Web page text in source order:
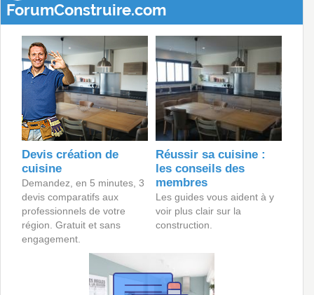
ForumConstruire.com
Devis création de
cuisine
Demandez, en 5 minutes, 3
devis comparatifs aux
professionnels de votre
région. Gratuit et sans
engagement.
Réussir sa cuisine :
les conseils des
membres
Les guides vous aident à y
voir plus clair sur la
construction.